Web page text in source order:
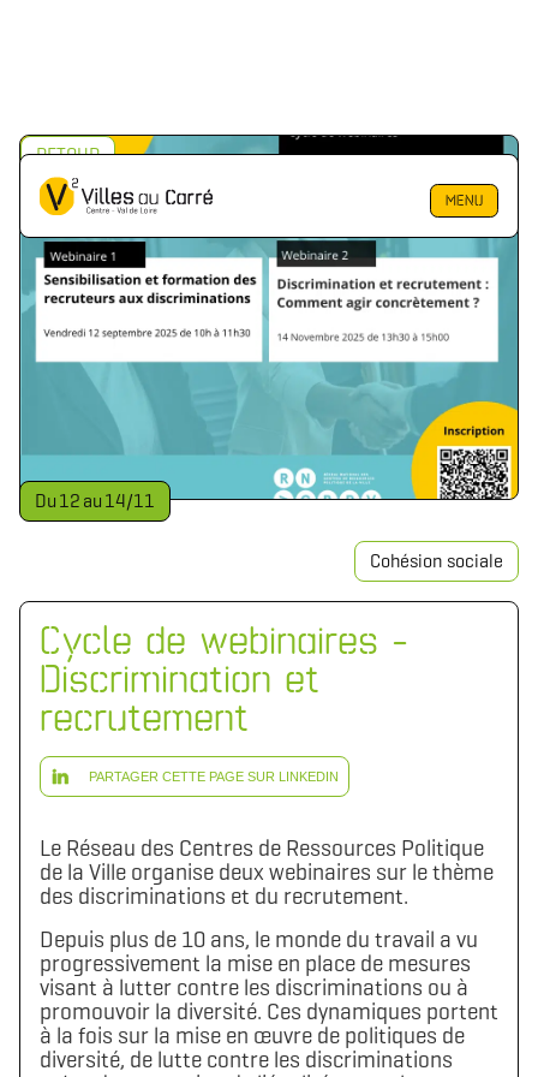
MENU
RETOUR
Du 12 au 14/11
Cohésion sociale
Cycle de webinaires -
Discrimination et
recrutement
PARTAGER CETTE PAGE SUR LINKEDIN
Le Réseau des Centres de Ressources Politique
de la Ville organise deux webinaires sur le thème
des discriminations et du recrutement.
Depuis plus de 10 ans, le monde du travail a vu
progressivement la mise en place de mesures
visant à lutter contre les discriminations ou à
promouvoir la diversité. Ces dynamiques portent
à la fois sur la mise en œuvre de politiques de
diversité, de lutte contre les discriminations